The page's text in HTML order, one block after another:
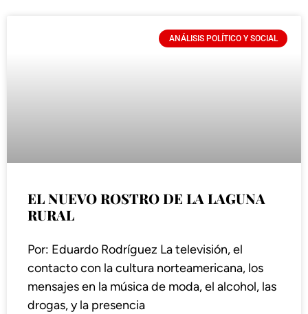
ANÁLISIS POLÍTICO Y SOCIAL
EL NUEVO ROSTRO DE LA LAGUNA
RURAL
Por: Eduardo Rodríguez La televisión, el
contacto con la cultura norteamericana, los
mensajes en la música de moda, el alcohol, las
drogas, y la presencia